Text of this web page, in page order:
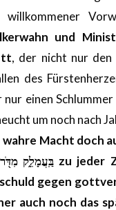
willkommener
und
, der nicht nur den
des
nur einen
um noch nach
wahre Macht doch
בַּֽעֲמָלֵ֑ק zu jeder
gegen
auch noch das